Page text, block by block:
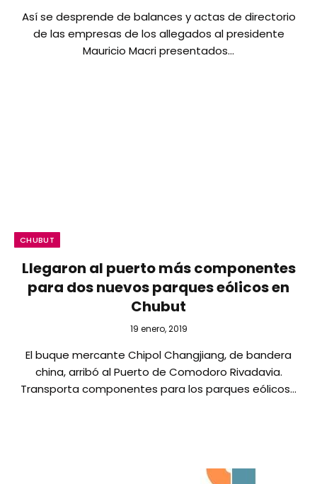
Así se desprende de balances y actas de directorio
de las empresas de los allegados al presidente
Mauricio Macri presentados…
CHUBUT
Llegaron al puerto más componentes
para dos nuevos parques eólicos en
Chubut
19 enero, 2019
El buque mercante Chipol Changjiang, de bandera
china, arribó al Puerto de Comodoro Rivadavia.
Transporta componentes para los parques eólicos…